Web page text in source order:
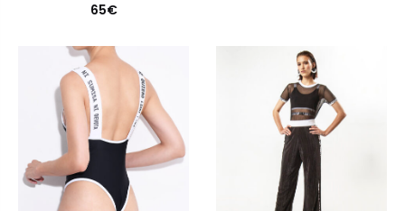
65€